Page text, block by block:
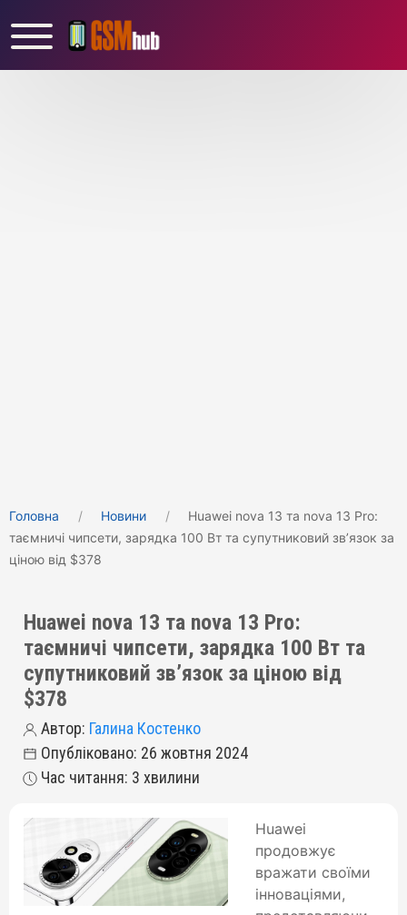
Головна Новини
Huawei nova 13 та nova 13 Pro:
таємничі чипсети, зарядка 100 Вт та супутниковий зв’язок за
ціною від $378
Huawei nova 13 та nova 13 Pro:
таємничі чипсети, зарядка 100 Вт та
супутниковий зв’язок за ціною від
$378
Автор: Галина Костенко
Опубліковано: 26 жовтня 2024
Час читання: 3 хвилини
Huawei
продовжує
вражати своїми
інноваціями,